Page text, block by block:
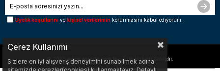
Üyelik koşullarını ve kişisel verilerimin korunmasını kabul ediyorum.
© 2026 www.woody.com.tr - Tüm Hakları Saklıdır.
Çerez Kullanımı
Sizlere en iyi alışveriş deneyimini sunabilmek adına